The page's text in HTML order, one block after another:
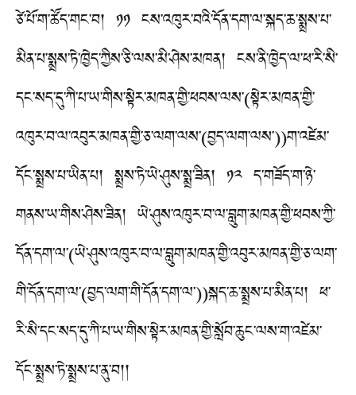
ཙེ་པོ་ག་ཚོད་གང་བ། ༡༡ ངས་འཁུར་བའི་དོན་དག་ལ་སྐད་ཆ་སྨྲས་པ་
མིན་པ་སྨྲས་ཏེ་ཁྱེད་ཀྱིས་ཅི་ལས་མི་ཤེས་མཁན། ངས་ནི་ཁྱེད་ལ་ཕ་རི་སི་
དང་སད་དུ་ཀི་པ་ཡ་གིས་སྟེར་མཁན་གྱི་ཕབས་ལས་(སྟེར་མཁན་གྱི་
འཁུར་བ་ལ་འབུར་མཁན་གྱི་ཅ་ལག་ལས་(བྱད་ལག་ལས་))ག་འཛེམ་
དོང་སྨྲས་པ་ཡིན་པ། སྨྲས་ཏེ་ཡེ་ཤུས་སྨྲ་ཟིན། ༡༢ ད་གཟོད་ག་ཉེ་
གནས་ཡ་གིས་ཤེས་ཟིན། ཡེ་ཤུས་འཁུར་བ་ལ་བླུག་མཁན་གྱི་ཕབས་ཀྱི་
དོན་དག་ལ་(ཡེ་ཤུས་འཁུར་བ་ལ་བླུག་མཁན་གྱི་འབུར་མཁན་གྱི་ཅ་ལག་
གི་དོན་དག་ལ་(བྱད་ལག་གི་དོན་དག་ལ་))སྐད་ཆ་སྨྲས་པ་མིན་པ། ཕ་
རི་སི་དང་སད་དུ་ཀི་པ་ཡ་གིས་སྟེར་མཁན་གྱི་སློབ་ཆུང་ལས་ག་འཛེམ་
དོང་སྨྲས་ཏེ་སྨྲས་པ་ནུ་བ།།